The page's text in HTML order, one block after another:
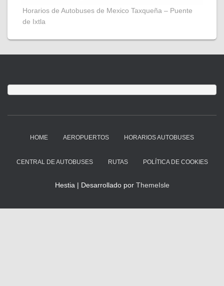
Horarios de Autobuses de Mexico Taxqueña – Puente
de Ixtla
HOME AEROPUERTOS HORARIOS AUTOBUSES
CENTRAL DE AUTOBUSES RUTAS POLÍTICA DE COOKIES
Hestia | Desarrollado por ThemeIsle